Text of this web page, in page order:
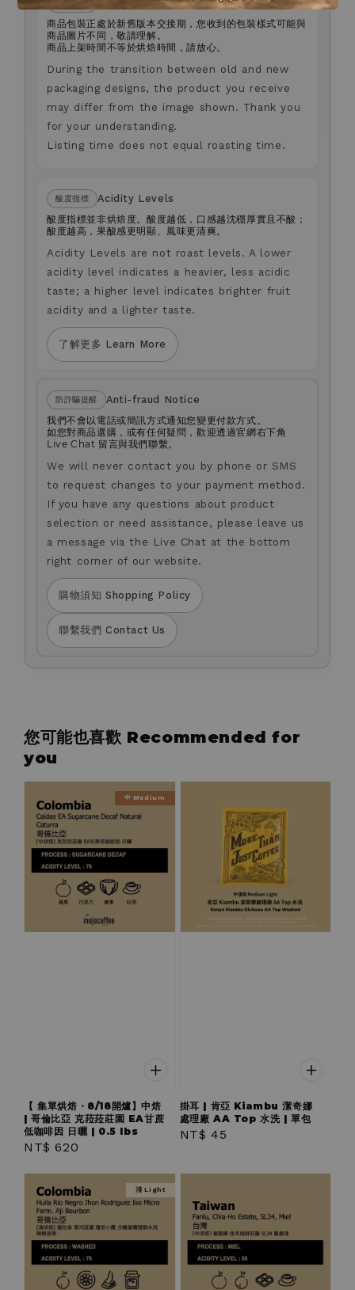
商品包裝正處於新舊版本交接期，您收到的包裝樣式可能與
商品圖片不同，敬請理解。
商品上架時間不等於烘焙時間，請放心。
During the transition between old and new
packaging designs, the product you receive
may differ from the image shown. Thank you
for your understanding.
Listing time does not equal roasting time.
酸度指標
Acidity Levels
酸度指標並非烘焙度。酸度越低，口感越沈穩厚實且不酸；
酸度越高，果酸感更明顯、風味更清爽。
Acidity Levels are not roast levels. A lower
acidity level indicates a heavier, less acidic
taste; a higher level indicates brighter fruit
acidity and a lighter taste.
了解更多 Learn More
防詐騙提醒
Anti-fraud Notice
我們不會以電話或簡訊方式通知您變更付款方式。
如您對商品選購，或有任何疑問，歡迎透過官網右下角
Live Chat 留言與我們聯繫。
We will never contact you by phone or SMS
to request changes to your payment method.
If you have any questions about product
selection or need assistance, please leave us
a message via the Live Chat at the bottom
right corner of our website.
購物須知 Shopping Policy
聯繫我們 Contact Us
您可能也喜歡 Recommended for
you
中 Medium
【 集單烘焙・8/18開爐】中焙
| 哥倫比亞 克菈菈莊園 EA甘蔗
低咖啡因 日曬 | 0.5 lbs
Regular
NT$ 620
掛耳 | 肯亞 Kiambu 潔奇娜
處理廠 AA Top 水洗 | 單包
Regular
NT$ 45
淺 Light